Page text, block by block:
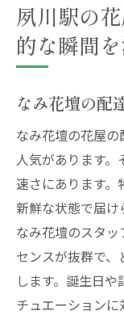
夙川駅の
的な瞬間
なみ花壇の配
なみ花壇の花屋
人気があります
速さにあります。
新鮮な状態で届け
なみ花壇のスタ
センスが抜群で
します。誕生日
チュエーション